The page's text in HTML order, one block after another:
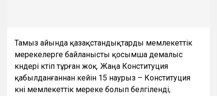
Тамыз айында қазақстандықтарды мемлекеттік
мерекелерге байланысты қосымша демалыс
күндері күтіп тұрған жоқ. Жаңа Конституция
қабылданғаннан кейін 15 наурыз – Конституция
күні мемлекеттік мереке болып белгіленді,